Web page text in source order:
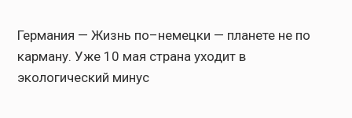
Германия — Жизнь по–немецки — планете не по
карману. Уже 10 мая страна уходит в
экологический минус